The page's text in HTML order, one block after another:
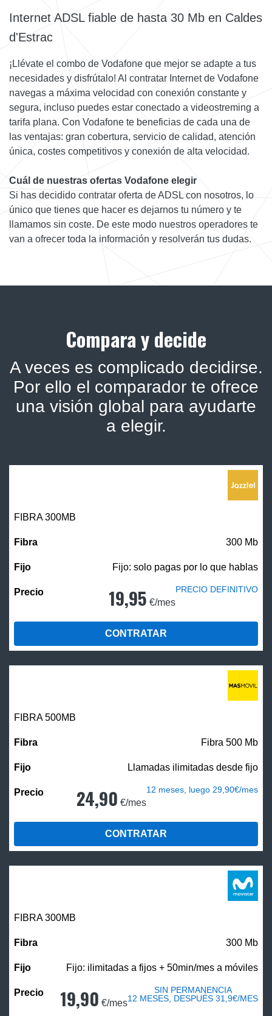
Internet ADSL fiable de hasta 30 Mb en Caldes
d'Estrac
¡Llévate el combo de Vodafone que mejor se adapte a tus
necesidades y disfrútalo! Al contratar Internet de Vodafone
navegas a máxima velocidad con conexión constante y
segura, incluso puedes estar conectado a videostreming a
tarifa plana. Con Vodafone te beneficias de cada una de
las ventajas: gran cobertura, servicio de calidad, atención
única, costes competitivos y conexión de alta velocidad.
Cuál de nuestras ofertas Vodafone elegir
Si has decidido contratar oferta de ADSL con nosotros, lo
único que tienes que hacer es dejarnos tu número y te
llamamos sin coste. De este modo nuestros operadores te
van a ofrecer toda la información y resolverán tus dudas.
Compara y decide
A veces es complicado decidirse.
Por ello el comparador te ofrece
una visión global para ayudarte
a elegir.
FIBRA 300MB
300 Mb
Fijo: solo pagas por lo que hablas
19,95 €/mes
PRECIO DEFINITIVO
CONTRATAR
FIBRA500MB
Fibra 500 Mb
Llamadas ilimitadas desde fijo
24,90 €/mes
12 meses, luego 29,90€/mes
CONTRATAR
FIBRA 300MB
300 Mb
Fijo: ilimitadas a fijos + 50min/mes a móviles
19,90 €/mes
SIN PERMANENCIA
12 MESES, DESPUÉS 31,9€/MES